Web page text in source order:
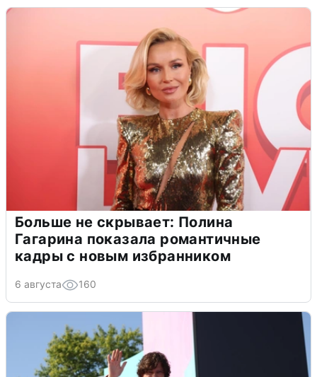
Больше не скрывает: Полина
Гагарина показала романтичные
кадры с новым избранником
6 августа 160